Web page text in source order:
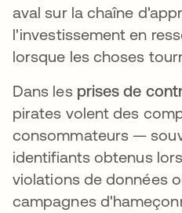
aval sur la chaîne
l'investissement en
lorsque les choses
Dans lesprises de
pirates volent des
consommateurs —
identifiants obtenus
violations de données
campagnes